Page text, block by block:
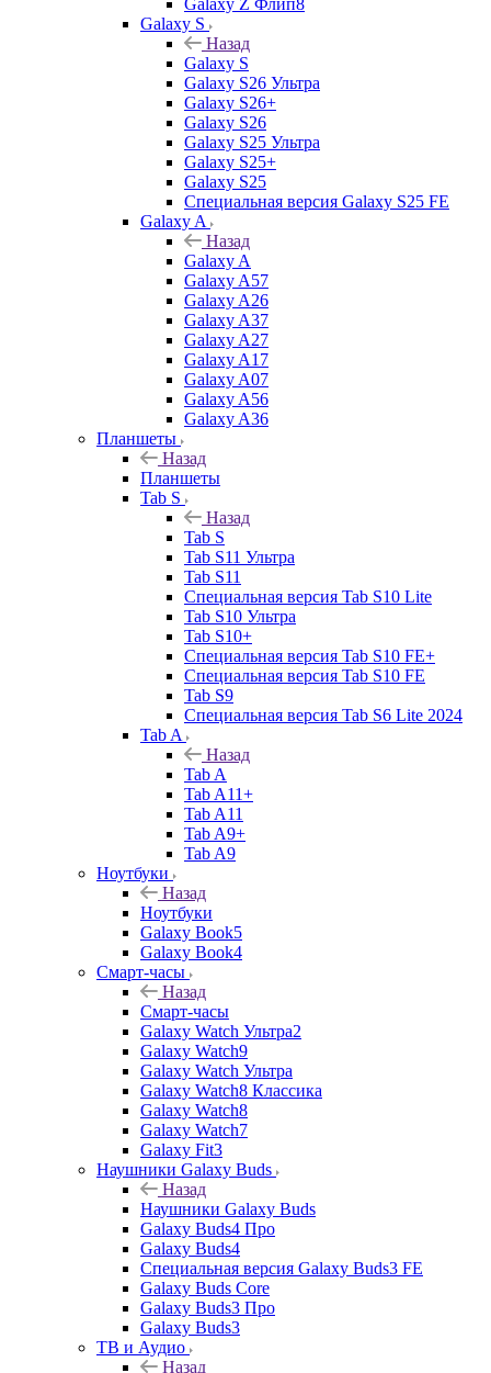
Galaxy Z Флип8
Galaxy S
Назад
Galaxy S
Galaxy S26 Ультра
Galaxy S26+
Galaxy S26
Galaxy S25 Ультра
Galaxy S25+
Galaxy S25
Специальная версия Galaxy S25 FE
Galaxy A
Назад
Galaxy A
Galaxy A57
Galaxy A26
Galaxy A37
Galaxy A27
Galaxy A17
Galaxy A07
Galaxy A56
Galaxy A36
Планшеты
Назад
Планшеты
Tab S
Назад
Tab S
Tab S11 Ультра
Tab S11
Специальная версия Tab S10 Lite
Tab S10 Ультра
Tab S10+
Специальная версия Tab S10 FE+
Специальная версия Tab S10 FE
Tab S9
Специальная версия Tab S6 Lite 2024
Tab A
Назад
Tab A
Tab A11+
Tab A11
Tab A9+
Tab A9
Ноутбуки
Назад
Ноутбуки
Galaxy Book5
Galaxy Book4
Смарт-часы
Назад
Смарт-часы
Galaxy Watch Ультра2
Galaxy Watch9
Galaxy Watch Ультра
Galaxy Watch8 Классика
Galaxy Watch8
Galaxy Watch7
Galaxy Fit3
Наушники Galaxy Buds
Назад
Наушники Galaxy Buds
Galaxy Buds4 Про
Galaxy Buds4
Специальная версия Galaxy Buds3 FE
Galaxy Buds Core
Galaxy Buds3 Про
Galaxy Buds3
ТВ и Аудио
Назад